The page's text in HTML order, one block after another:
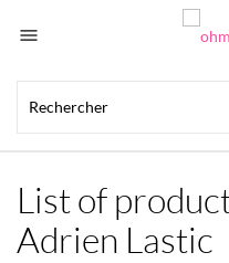

List of
Adrien Lastic